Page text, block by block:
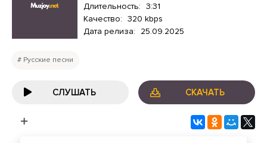
Длительность: 3:31
Качество: 320 kbps
Дата релиза:
25.09.2025
Русские песни
СЛУШАТЬ СКАЧАТЬ